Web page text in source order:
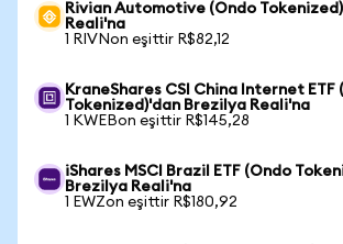
Rivian Automotive (Ondo
Reali'na
1 RIVNon eşittir R$82,12
KraneShares CSI China Internet ETF
Tokenized)'dan Brezilya Reali'na
1 KWEBon eşittir R$145,28
iShares MSCI Brazil ETF (Ondo
Brezilya Reali'na
1 EWZon eşittir R$180,92